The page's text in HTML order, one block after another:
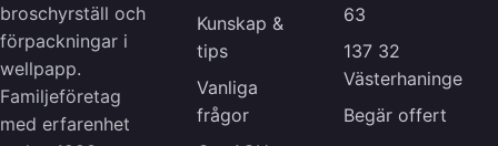
broschyrställ och
förpackningar i
wellpapp.
Familjeföretag
med erfarenhet
Kunskap &
tips
Vanliga
frågor
63
137 32
Västerhaninge
Begär offert